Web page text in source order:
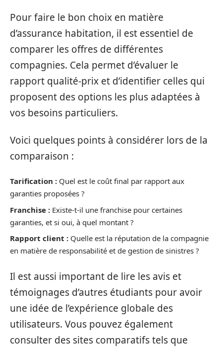
Pour faire le bon choix en matière
d’assurance habitation, il est essentiel de
comparer les offres de différentes
compagnies. Cela permet d’évaluer le
rapport qualité-prix et d’identifier celles qui
proposent des options les plus adaptées à
vos besoins particuliers.
Voici quelques points à considérer lors de la
comparaison :
Tarification : Quel est le coût final par rapport aux
garanties proposées ?
Franchise : Existe-t-il une franchise pour certaines
garanties, et si oui, à quel montant ?
Rapport client : Quelle est la réputation de la compagnie
en matière de responsabilité et de gestion de sinistres ?
Il est aussi important de lire les avis et
témoignages d’autres étudiants pour avoir
une idée de l’expérience globale des
utilisateurs. Vous pouvez également
consulter des sites comparatifs tels que